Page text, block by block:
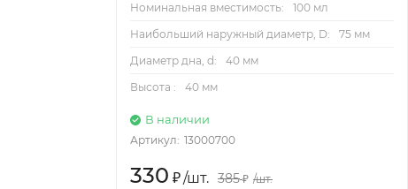
Номинальная вместимость:
100 мл
Наибольший наружный диаметр, D:
75 мм
Диаметр дна, d:
40 мм
Высота :
40 мм
В наличии
Артикул: 13000700
330 ₽/шт. 385 ₽ /шт.